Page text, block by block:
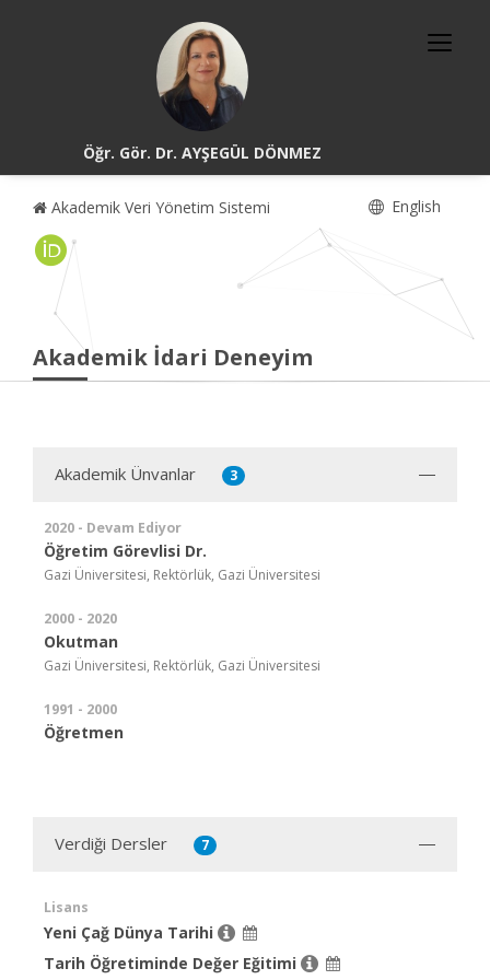
Öğr. Gör. Dr. AYŞEGÜL DÖNMEZ
Akademik Veri Yönetim Sistemi English
Akademik İdari Deneyim
Akademik Ünvanlar 3
2020 - Devam Ediyor
Öğretim Görevlisi Dr.
Gazi Üniversitesi, Rektörlük, Gazi Üniversitesi
2000 - 2020
Okutman
Gazi Üniversitesi, Rektörlük, Gazi Üniversitesi
1991 - 2000
Öğretmen
Verdiği Dersler 7
Lisans
Yeni Çağ Dünya Tarihi
Tarih Öğretiminde Değer Eğitimi